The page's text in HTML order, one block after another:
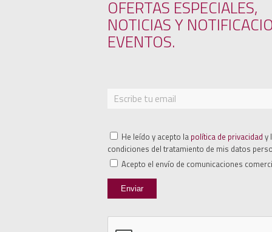
OFERTAS ESPECIALES,
NOTICIAS Y
EVENTOS.
He leído y acepto la política de privacidad y
condiciones del tratamiento de mis datos
Acepto el envío de comunicaciones